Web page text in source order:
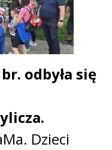
odbyła się
Dzieci